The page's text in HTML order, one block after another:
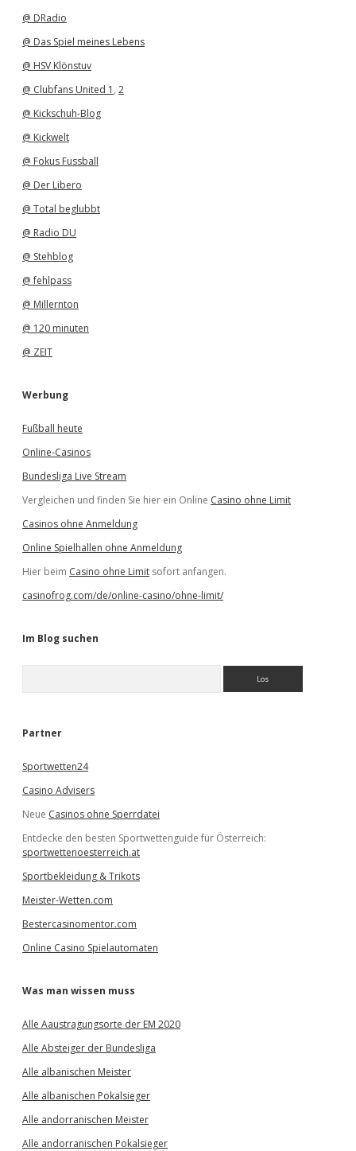
@ DRadio
@ Das Spiel meines Lebens
@ HSV Klönstuv
@ Clubfans United 1 , 2
@ Kickschuh-Blog
@ Kickwelt
@ Fokus Fussball
@ Der Libero
@ Total beglubbt
@ Radio DU
@ Stehblog
@ fehlpass
@ Millernton
@ 120 minuten
@ ZEIT
Werbung
Fußball heute
Online-Casinos
Bundesliga Live Stream
Vergleichen und finden Sie hier ein Online Casino ohne Limit
Casinos ohne Anmeldung
Online Spielhallen ohne Anmeldung
Hier beim Casino ohne Limit sofort anfangen.
casinofrog.com/de/online-casino/ohne-limit/
Im Blog suchen
e
Partner
Sportwetten24
Casino Advisers
Neue Casinos ohne Sperrdatei
Entdecke den besten Sportwettenguide für Österreich:
sportwettenoesterreich.at
Sportbekleidung & Trikots
Meister-Wetten.com
Bestercasinomentor.com
Online Casino Spielautomaten
Was man wissen muss
Alle Aaustragungsorte der EM 2020
Alle Absteiger der Bundesliga
Alle albanischen Meister
Alle albanischen Pokalsieger
Alle andorranischen Meister
Alle andorranischen Pokalsieger